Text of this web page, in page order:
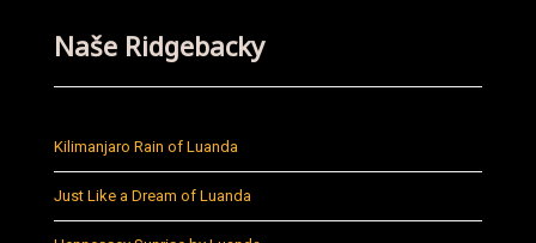
Naše Ridgebacky
Kilimanjaro Rain of Luanda
Just Like a Dream of Luanda